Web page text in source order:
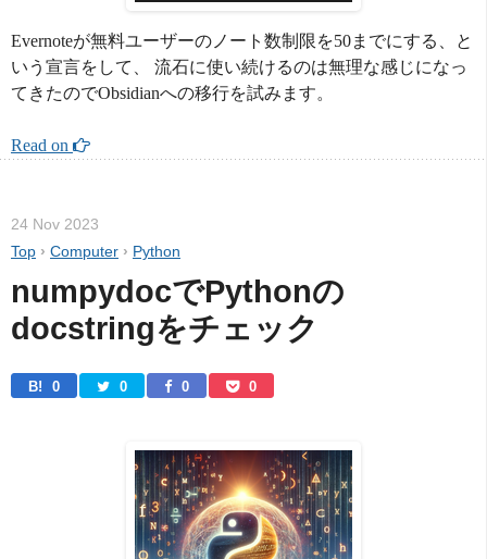
Evernoteが無料ユーザーのノート数制限を50までにする、と
いう宣言をして、 流石に使い続けるのは無理な感じになっ
てきたのでObsidianへの移行を試みます。
Read on
24 Nov 2023
Top › Computer › Python
numpydocでPythonの
docstringをチェック
B! 0 0 0 0